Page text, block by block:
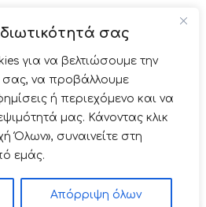
σας
για να βελτιώσουμε την
σας, να προβάλλουμε
ή περιεχόμενο και να
μας. Κάνοντας κλικ
Όλων», συναινείτε στη
εμάς.
Απόρριψη όλων
& Ακυρώσεων
Cookies
Οικολογική Εταιρεία. Με
δικαιώματος.